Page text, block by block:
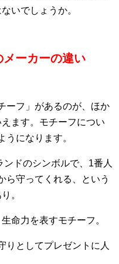
いでしょうか。
ーカーの違い
ーフ」があるのが、ほか
ます。モチーフについ
うになります。
ドのシンボルで、1番人
ら守ってくれる、という
。
命力を表すモチーフ。
りとしてプレゼントに人